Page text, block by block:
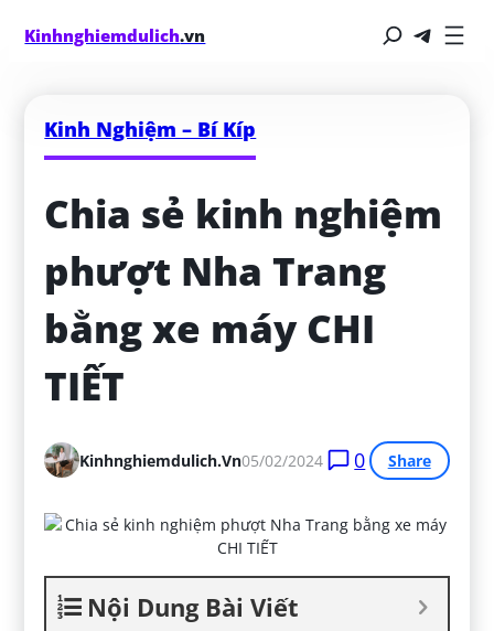
Kinhnghiemdulich.vn
Kinh Nghiệm – Bí Kíp
Chia sẻ kinh nghiệm
phượt Nha Trang
bằng xe máy CHI
TIẾT
Kinhnghiemdulich.vn05/02/2024 0 Share
Nội Dung Bài Viết